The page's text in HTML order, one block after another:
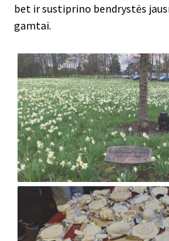
bet ir sustiprino bendrystės
gamtai.